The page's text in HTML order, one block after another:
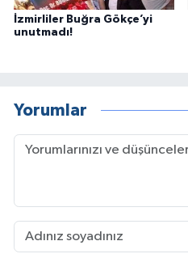
İzmirliler Buğra Gökçe’yi
unutmadı!
Yorumlar